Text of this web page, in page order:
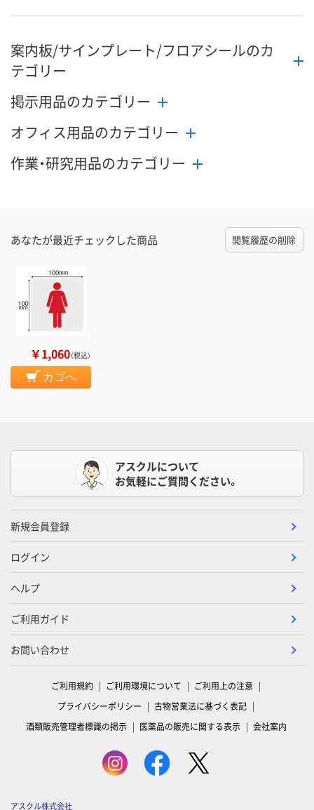
案内板/サインプレート/フロアシールのカ
テゴリー
掲示用品のカテゴリー
オフィス用品のカテゴリー
作業・研究用品のカテゴリー
あなたが最近チェックした商品 閲覧履歴の削除
￥1,060（税込）
カゴへ
アスクルについて
お気軽にご質問ください。
新規会員登録
ログイン
ヘルプ
ご利用ガイド
お問い合わせ
ご利用規約 ご利用環境について
ご利用上の注意
プライバシーポリシー
古物営業法に基づく表記
酒類販売管理者標識の掲示
医薬品の販売に関する表示 会社案内
アスクル株式会社